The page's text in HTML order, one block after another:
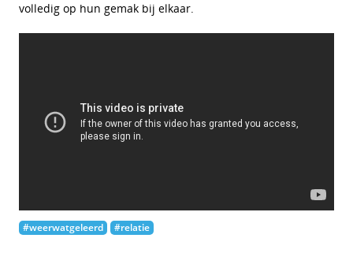
volledig op hun gemak bij elkaar.
#weerwatgeleerd #relatie